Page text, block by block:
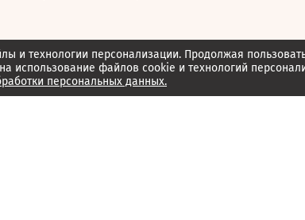
и технологии персонализации. Продолжая
на использование файлов cookie и технологий
персональных данных.